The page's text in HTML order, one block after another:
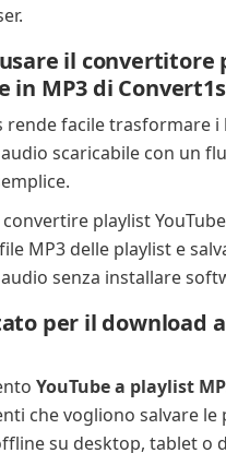
il convertitore
in MP3 di
rende facile trasformare i
scaricabile con un
playlist
MP3 delle playlist e
senza installare
per il download
YouTube a playlist
che vogliono salvare le
su desktop, tablet o